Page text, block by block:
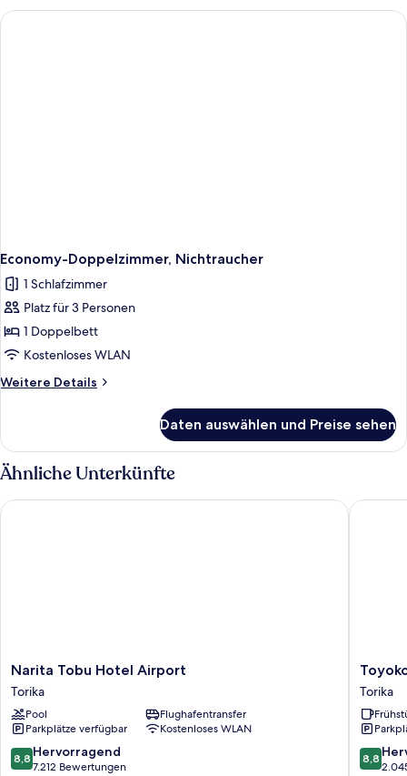
Raucher
Economy-Doppelzimmer, Nichtraucher
1 Schlafzimmer
Platz für 3 Personen
1 Doppelbett
Kostenloses WLAN
Weitere Details
Weitere
Doppelzimmer,
Nichtraucher
Daten auswählen und Preise sehen
Ähnliche Unterkünfte
Narita
Tobu
Hotel
Airport
Torika
Narita Tobu Hotel Airport
Torika
Pool
Flughafentransfer
Parkplätze verfügbar
Kostenloses WLAN
8.8
von
8,8 Hervorragend
7.212 Bewertungen
Narita Tobu Hotel Airport
Toyoko
Inn
Narita
Airport
Honkan
Torika
Torika
8.8
von
8,8
Toyoko